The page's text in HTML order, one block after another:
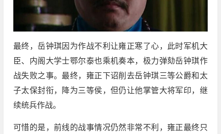
最终，岳钟琪因为作战不利让雍正寒了心，此时军机大
臣、内阁大学士鄂尔泰也乘机奏本，极力弹劾岳钟琪作
战失败之事。最终，雍正下诏削去岳钟琪三等公爵和太
子太保封衔，降为三等侯，但仍让他掌管大将军印，继
续统兵作战。
可惜的是，前线的战事情况仍然非常不利，雍正最终只